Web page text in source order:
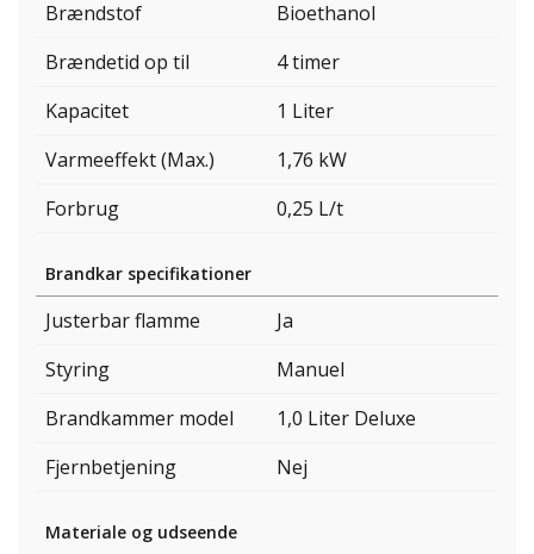
Brændstof
Bioethanol
Brændetid op til
4 timer
Kapacitet
1 Liter
Varmeeffekt (Max.)
1,76 kW
Forbrug
0,25 L/t
Brandkar specifikationer
Justerbar flamme
Ja
Styring
Manuel
Brandkammer model
1,0 Liter Deluxe
Fjernbetjening
Nej
Materiale og udseende